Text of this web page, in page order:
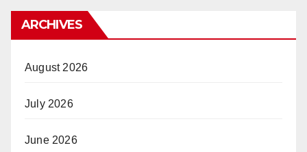
ARCHIVES
August 2026
July 2026
June 2026